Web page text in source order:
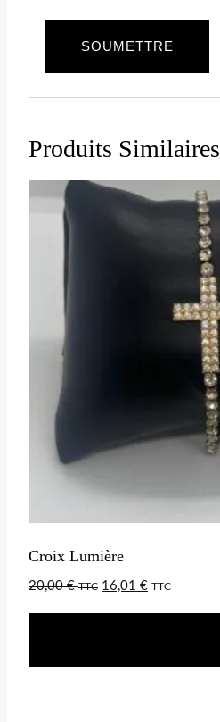
Produits Similaires
Croix Lumière
20,00€ TTC 16,01 € TTC